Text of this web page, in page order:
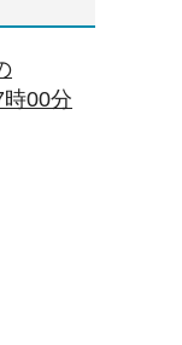
00分